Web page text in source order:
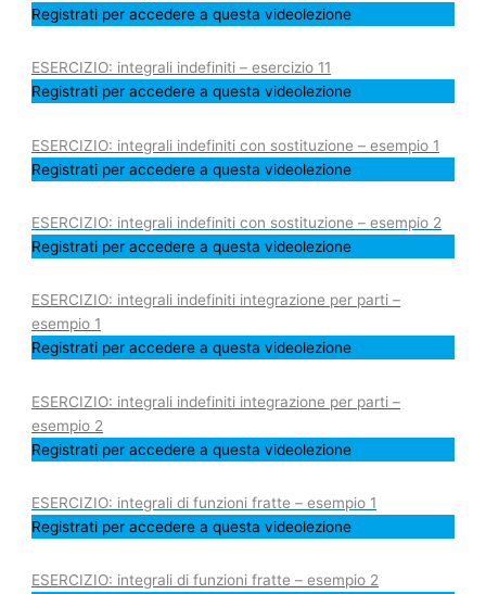
Registrati per accedere a questa videolezione
ESERCIZIO: integrali indefiniti – esercizio 11
Registrati per accedere a questa videolezione
ESERCIZIO: integrali indefiniti con sostituzione – esempio 1
Registrati per accedere a questa videolezione
ESERCIZIO: integrali indefiniti con sostituzione – esempio 2
Registrati per accedere a questa videolezione
ESERCIZIO: integrali indefiniti integrazione per parti –
esempio 1
Registrati per accedere a questa videolezione
ESERCIZIO: integrali indefiniti integrazione per parti –
esempio 2
Registrati per accedere a questa videolezione
ESERCIZIO: integrali di funzioni fratte – esempio 1
Registrati per accedere a questa videolezione
ESERCIZIO: integrali di funzioni fratte – esempio 2